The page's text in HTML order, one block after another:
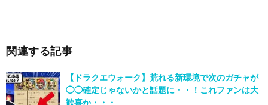
関連する記事
【ドラクエウォーク】荒れる新環境で次のガチャが
◯◯確定じゃないかと話題に・・！これファンは大
歓喜か・・・